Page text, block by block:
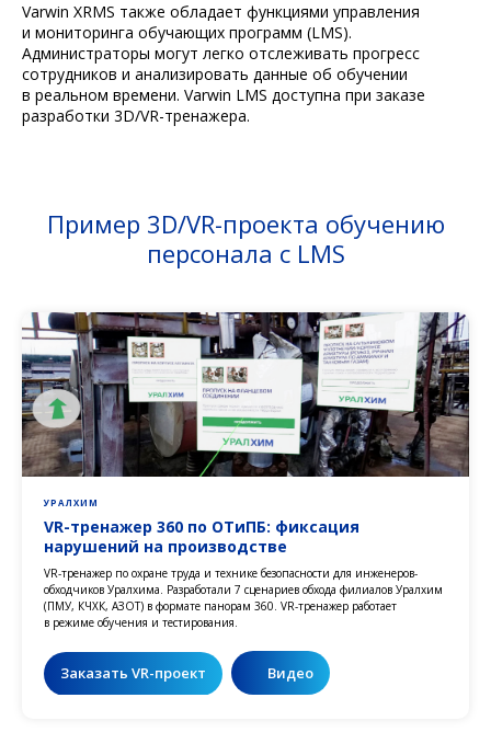
Varwin XRMS также обладает функциями управления
и мониторинга обучающих программ (LMS).
Администраторы могут легко отслеживать прогресс
сотрудников и анализировать данные об обучении
в реальном времени. Varwin LMS доступна при заказе
разработки 3D/VR-тренажера.
Пример 3D/VR-проекта обучению
персонала с LMS
УРАЛХИМ
VR-тренажер 360 по ОТиПБ: фиксация
нарушений на производстве
VR-тренажер по охране труда и технике безопасности для инженеров-
обходчиков Уралхима. Разработали 7 сценариев обхода филиалов Уралхим
(ПМУ, КЧХК, АЗОТ) в формате панорам 360. VR-тренажер работает
в режиме обучения и тестирования.
Заказать VR-проект Видео